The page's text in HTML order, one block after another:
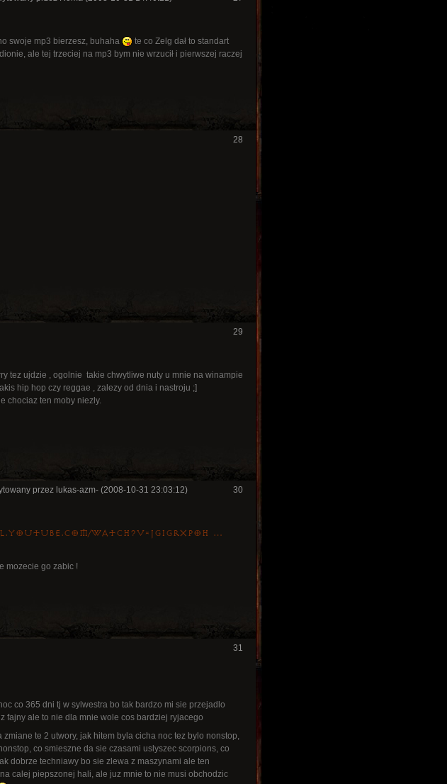
swoje mp3 bierzesz, buhaha
te co Zelg dał to standart
ale tej trzeciej na mp3 bym nie wrzucił i pierwszej raczej
28
29
tez ujdzie , ogolnie takie chwytliwe nuty u mnie na winampie
hip hop czy reggae , zalezy od dnia i nastroju ;]
chociaz ten moby niezly.
30
przez lukas-azm- (2008-10-31 23:03:12)
watch?v=JgiGrXpOh …
mozecie go zabic !
31
co 365 dni tj w sylwestra bo tak bardzo mi sie przejadlo
fajny ale to nie dla mnie wole cos bardziej ryjacego
te 2 utwory, jak hitem byla cicha noc tez bylo nonstop,
co smieszne da sie czasami uslyszec scorpions, co
dobrze techniawy bo sie zlewa z maszynami ale ten
calej piepszonej hali, ale juz mnie to nie musi obchodzic